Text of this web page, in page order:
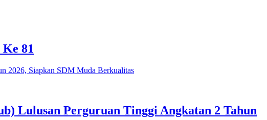
81
Lulusan Perguruan Tinggi Angkatan 2 Tahun